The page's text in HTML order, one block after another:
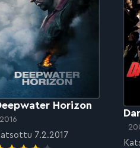
Horizon
2016
7.2.2017